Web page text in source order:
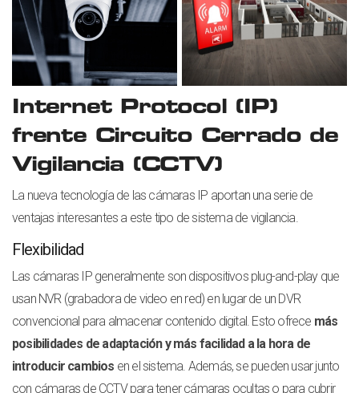
Internet Protocol (IP)
frente Circuito Cerrado de
Vigilancia (CCTV)
La nueva tecnología de las cámaras IP aportan una serie de
ventajas interesantes a este tipo de sistema de vigilancia.
Flexibilidad
Las cámaras IP generalmente son dispositivos plug-and-play que
usan NVR (grabadora de video en red) en lugar de un DVR
convencional para almacenar contenido digital. Esto ofrece más
posibilidades de adaptación y más facilidad a la hora de
introducir cambios en el sistema. Además, se pueden usar junto
con cámaras de CCTV para tener cámaras ocultas o para cubrir